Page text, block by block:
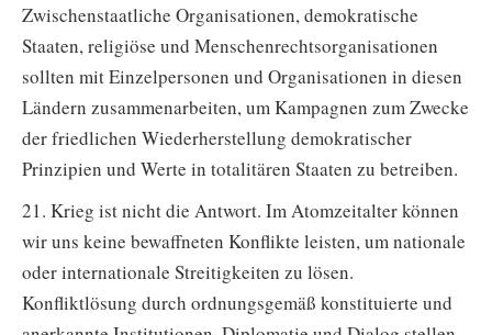
Zwischenstaatliche Organisationen, demokratische
Staaten, religiöse und Menschenrechtsorganisationen
sollten mit Einzelpersonen und Organisationen in diesen
Ländern zusammenarbeiten, um Kampagnen zum Zwecke
der friedlichen Wiederherstellung demokratischer
Prinzipien und Werte in totalitären Staaten zu betreiben.
21. Krieg ist nicht die Antwort. Im Atomzeitalter können
wir uns keine bewaffneten Konflikte leisten, um nationale
oder internationale Streitigkeiten zu lösen.
Konfliktlösung durch ordnungsgemäß konstituierte und